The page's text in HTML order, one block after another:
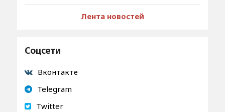
Лента новостей
Соцсети
Вконтакте
Telegram
Twitter